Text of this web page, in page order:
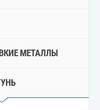
МЕТАЛЛЫ